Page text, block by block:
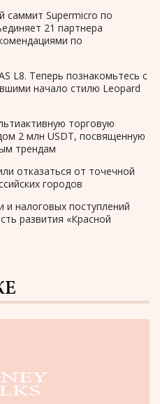
саммит Supermicro по
21 партнера
по
L8. Теперь познакомьтесь с
начало стилю Leopard
торговую
2 млн USDT, посвященную
трендам
отказаться от точечной
городов
налоговых поступлений
развития «Красной